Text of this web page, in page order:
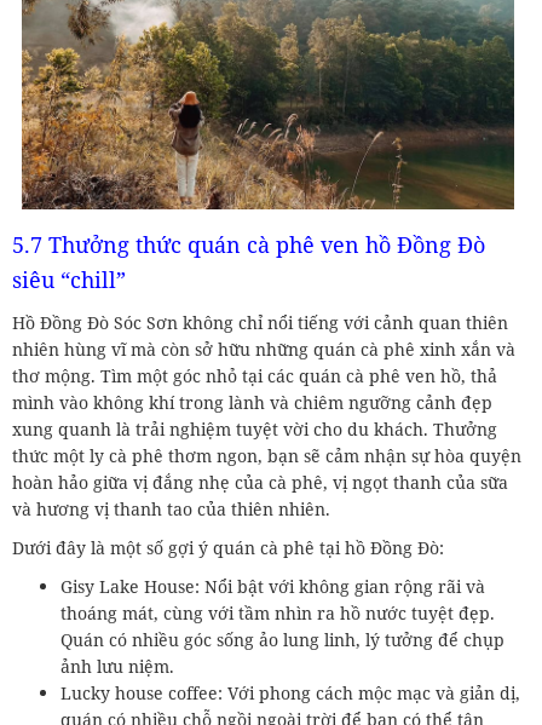
5.7 Thưởng thức quán cà phê ven hồ Đồng Đò
siêu “chill”
Hồ Đồng Đò Sóc Sơn không chỉ nổi tiếng với cảnh quan thiên
nhiên hùng vĩ mà còn sở hữu những quán cà phê xinh xắn và
thơ mộng. Tìm một góc nhỏ tại các quán cà phê ven hồ, thả
mình vào không khí trong lành và chiêm ngưỡng cảnh đẹp
xung quanh là trải nghiệm tuyệt vời cho du khách. Thưởng
thức một ly cà phê thơm ngon, bạn sẽ cảm nhận sự hòa quyện
hoàn hảo giữa vị đắng nhẹ của cà phê, vị ngọt thanh của sữa
và hương vị thanh tao của thiên nhiên.
Dưới đây là một số gợi ý quán cà phê tại hồ Đồng Đò:
Gisy Lake House: Nổi bật với không gian rộng rãi và
thoáng mát, cùng với tầm nhìn ra hồ nước tuyệt đẹp.
Quán có nhiều góc sống ảo lung linh, lý tưởng để chụp
ảnh lưu niệm.
Lucky house coffee: Với phong cách mộc mạc và giản dị,
quán có nhiều chỗ ngồi ngoài trời để bạn có thể tận